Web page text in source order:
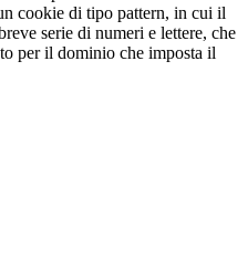
cookie di tipo pattern, in cui il
serie di numeri e lettere, che
per il dominio che imposta il